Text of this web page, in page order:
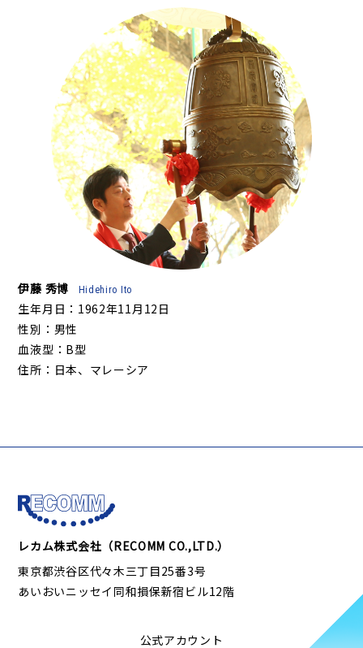
伊藤 秀博 Hidehiro Ito
生年月日：1962年11月12日
性別：男性
血液型：B型
住所：日本、マレーシア
レカム株式会社（RECOMM CO.,LTD.）
東京都渋谷区代々木三丁目25番3号
あいおいニッセイ同和損保新宿ビル12階
公式アカウント